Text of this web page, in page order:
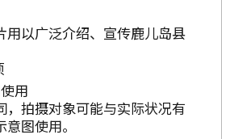
用以广泛介绍、宣传鹿儿岛县
用
，拍摄对象可能与实际状况有
图使用。